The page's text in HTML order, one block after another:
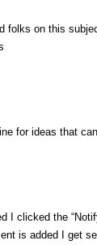
folks on this
for ideas that
I clicked the
is added I get